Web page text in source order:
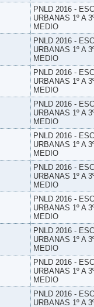
PNLD 2016 -
URBANAS 1º A
MEDIO
PNLD 2016 -
URBANAS 1º A
MEDIO
PNLD 2016 -
URBANAS 1º A
MEDIO
PNLD 2016 -
URBANAS 1º A
MEDIO
PNLD 2016 -
URBANAS 1º A
MEDIO
PNLD 2016 -
URBANAS 1º A
MEDIO
PNLD 2016 -
URBANAS 1º A
MEDIO
PNLD 2016 -
URBANAS 1º A
MEDIO
PNLD 2016 -
URBANAS 1º A
MEDIO
PNLD 2016 -
URBANAS 1º A